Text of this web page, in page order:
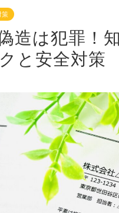
策
造は犯罪！
と安全対策